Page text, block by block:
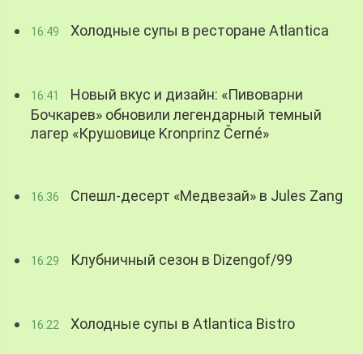
16:49 Холодные супы в ресторане Atlantica
16:41
Новый вкус и дизайн: «Пивоварни
Бочкарев» обновили легендарный темный
лагер «Крушовице Kronprinz Černé»
16:36 Спешл-десерт «Медвезай» в Jules Zang
16:29 Клубничный сезон в Dizengof/99
16:22 Холодные супы в Atlantica Bistro